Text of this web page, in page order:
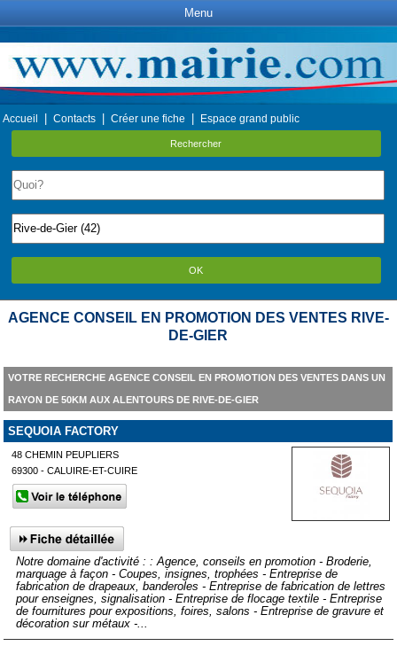
Menu
Accueil Contacts Créer une fiche Espace grand public
Rechercher
OK
AGENCE CONSEIL EN PROMOTION DES VENTES RIVE-
DE-GIER
VOTRE RECHERCHE AGENCE CONSEIL EN PROMOTION DES VENTES DANS UN
RAYON DE 50KM AUX ALENTOURS DE RIVE-DE-GIER
SEQUOIA FACTORY
48 CHEMIN PEUPLIERS
69300 - CALUIRE-ET-CUIRE
Notre domaine d'activité : : Agence, conseils en promotion - Broderie,
marquage à façon - Coupes, insignes, trophées - Entreprise de
fabrication de drapeaux, banderoles - Entreprise de fabrication de lettres
pour enseignes, signalisation - Entreprise de flocage textile - Entreprise
de fournitures pour expositions, foires, salons - Entreprise de gravure et
décoration sur métaux -...